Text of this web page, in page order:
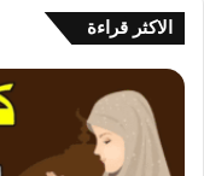
الاكثر قراءة